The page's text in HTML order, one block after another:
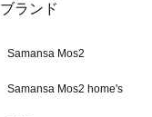
ブランド
Samansa Mos2
Samansa Mos2 home's